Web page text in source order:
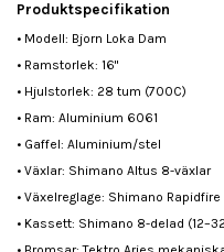
Produktspecifikation
• Modell: Bjorn Loka Dam
• Ramstorlek: 16"
• Hjulstorlek: 28 tum (700C)
• Ram: Aluminium 6061
• Gaffel: Aluminium/stel
• Växlar: Shimano Altus 8-växlar
• Växelreglage: Shimano Rapidfire
• Kassett: Shimano 8-delad